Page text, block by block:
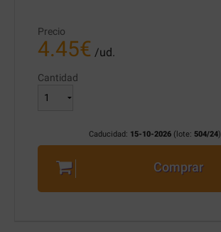
Precio
4.45€ /ud.
Cantidad
Caducidad: 15-10-2026(lote: 504/24)
Comprar